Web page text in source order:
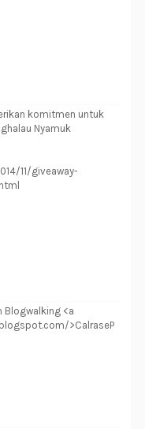
komitmen untuk
Nyamuk
11/giveaway-
Blogwalking <a
>CalraseP